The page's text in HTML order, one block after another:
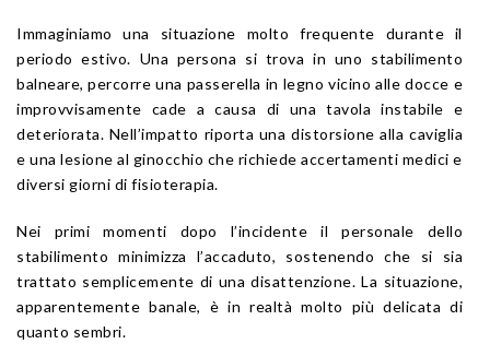
Immaginiamo una situazione molto frequente durante il
periodo estivo. Una persona si trova in uno stabilimento
balneare, percorre una passerella in legno vicino alle docce e
improvvisamente cade a causa di una tavola instabile e
deteriorata. Nell’impatto riporta una distorsione alla caviglia
e una lesione al ginocchio che richiede accertamenti medici e
diversi giorni di fisioterapia.
Nei primi momenti dopo l’incidente il personale dello
stabilimento minimizza l’accaduto, sostenendo che si sia
trattato semplicemente di una disattenzione. La situazione,
apparentemente banale, è in realtà molto più delicata di
quanto sembri.